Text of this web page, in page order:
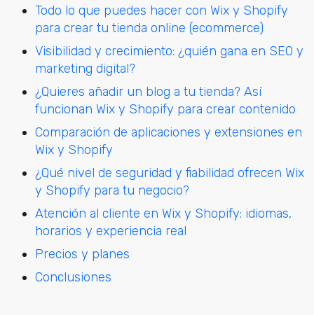
Todo lo que puedes hacer con Wix y Shopify
para crear tu tienda online (ecommerce)
Visibilidad y crecimiento: ¿quién gana en SEO y
marketing digital?
¿Quieres añadir un blog a tu tienda? Así
funcionan Wix y Shopify para crear contenido
Comparación de aplicaciones y extensiones en
Wix y Shopify
¿Qué nivel de seguridad y fiabilidad ofrecen Wix
y Shopify para tu negocio?
Atención al cliente en Wix y Shopify: idiomas,
horarios y experiencia real
Precios y planes
Conclusiones